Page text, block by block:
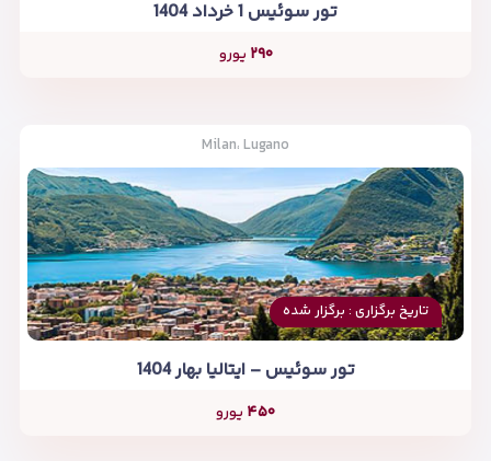
تور سوئیس 1 خرداد 1404
۲۹۰ یورو
Milan، Lugano
تاریخ برگزاری : برگزار شده
تور سوئیس – ایتالیا بهار 1404
۴۵۰ یورو